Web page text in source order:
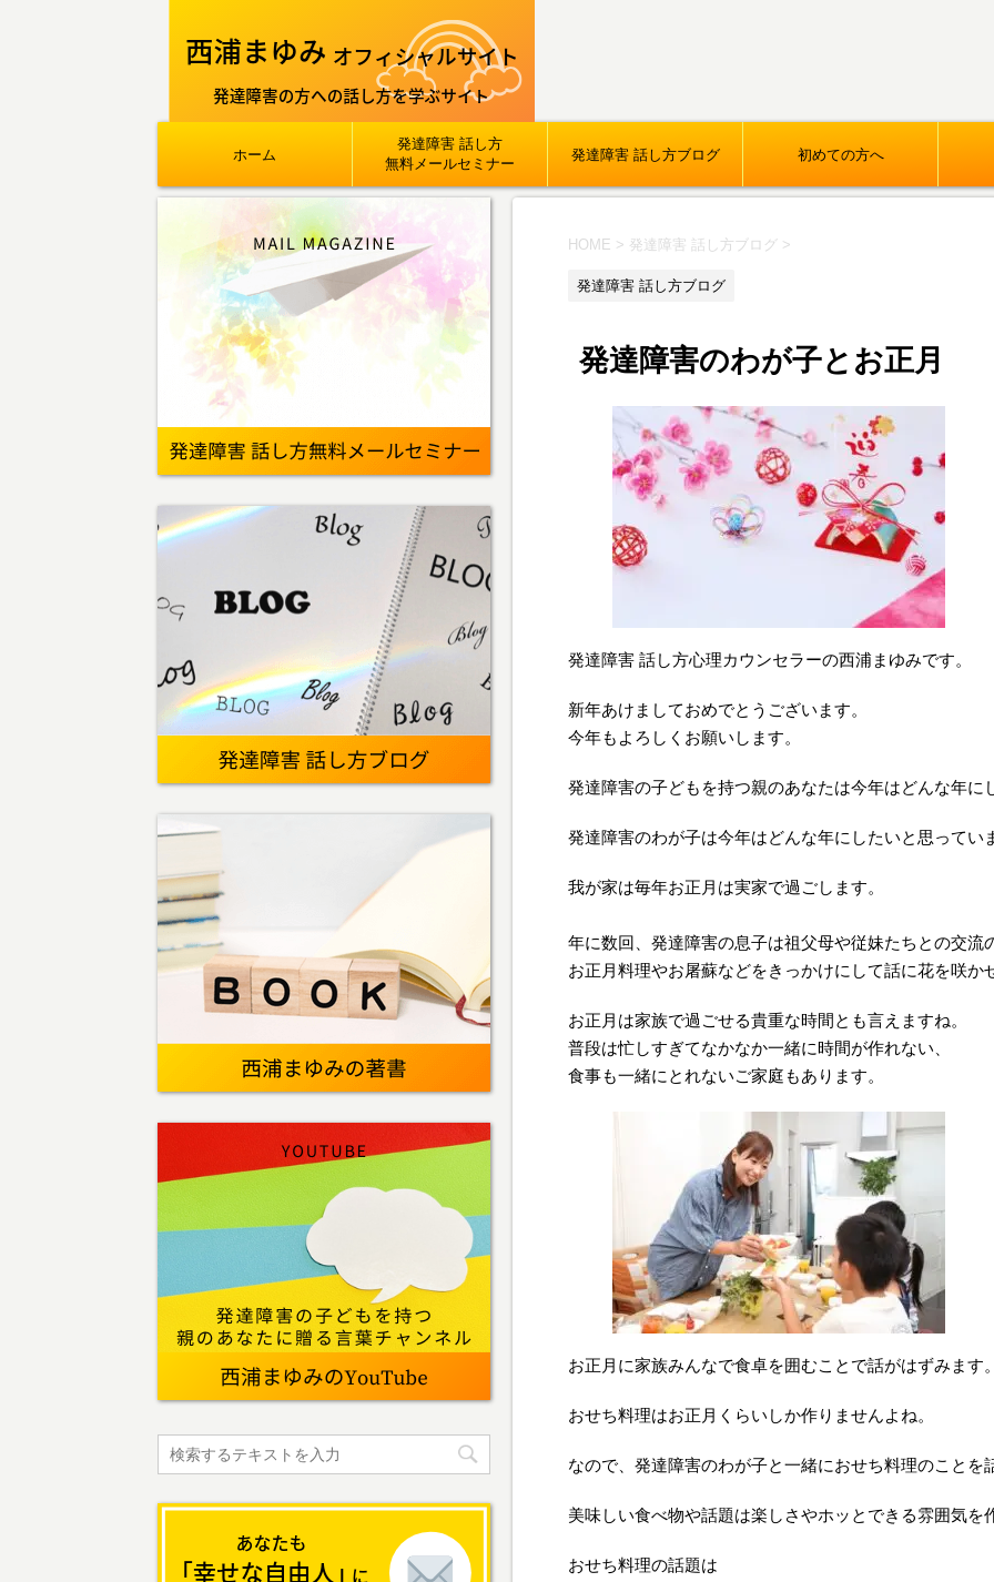
ホーム
発達障害 話し方
無料メールセミナー
発達障害 話し方ブログ 初めての方へ
HOME > 発達障害 話し方ブログ >
発達障害 話し方ブログ
発達障害のわが子とお正月
発達障害 話し方心理カウンセラーの西浦まゆみです。
新年あけましておめでとうございます。
今年もよろしくお願いします。
発達障害の子どもを持つ親のあなたは今年はどんな年に
発達障害のわが子は今年はどんな年にしたいと思ってい
我が家は毎年お正月は実家で過ごします。
年に数回、発達障害の息子は祖父母や従妹たちとの交流
お正月料理やお屠蘇などをきっかけにして話に花を咲か
お正月は家族で過ごせる貴重な時間とも言えますね。
普段は忙しすぎてなかなか一緒に時間が作れない、
食事も一緒にとれないご家庭もあります。
お正月に家族みんなで食卓を囲むことで話がはずみます。
おせち料理はお正月くらいしか作りませんよね。
なので、発達障害のわが子と一緒におせち料理のことを
美味しい食べ物や話題は楽しさやホッとできる雰囲気を
おせち料理の話題は